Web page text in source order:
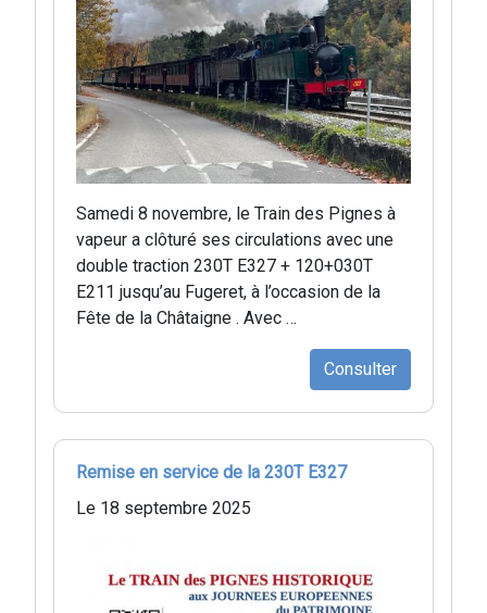
Samedi 8 novembre, le Train des Pignes à
vapeur a clôturé ses circulations avec une
double traction 230T E327 + 120+030T
E211 jusqu’au Fugeret, à l’occasion de la
Fête de la Châtaigne . Avec …
Consulter
Remise en service de la 230T E327
Le 18 septembre 2025